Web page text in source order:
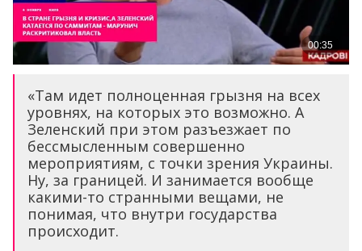
«Там идет полноценная грызня на всех
уровнях, на которых это возможно. А
Зеленский при этом разъезжает по
бессмысленным совершенно
мероприятиям, с точки зрения Украины.
Ну, за границей. И занимается вообще
какими-то странными вещами, не
понимая, что внутри государства
происходит.